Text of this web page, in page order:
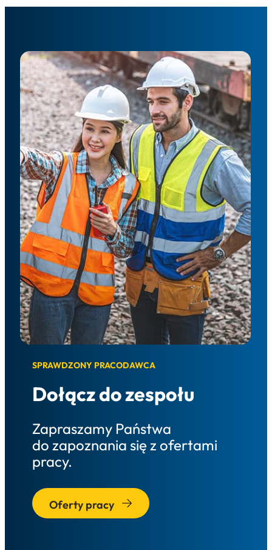
SPRAWDZONY PRACODAWCA
Dołącz do zespołu
Zapraszamy Państwa
do zapoznania się z ofertami
pracy.
Oferty pracy